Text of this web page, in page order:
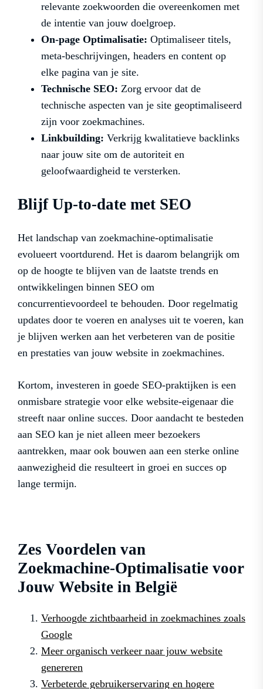
relevante zoekwoorden die overeenkomen met
de intentie van jouw doelgroep.
On-page Optimalisatie: Optimaliseer titels,
meta-beschrijvingen, headers en content op
elke pagina van je site.
Technische SEO: Zorg ervoor dat de
technische aspecten van je site geoptimaliseerd
zijn voor zoekmachines.
Linkbuilding: Verkrijg kwalitatieve backlinks
naar jouw site om de autoriteit en
geloofwaardigheid te versterken.
Blijf Up-to-date met SEO
Het landschap van zoekmachine-optimalisatie
evolueert voortdurend. Het is daarom belangrijk om
op de hoogte te blijven van de laatste trends en
ontwikkelingen binnen SEO om
concurrentievoordeel te behouden. Door regelmatig
updates door te voeren en analyses uit te voeren, kan
je blijven werken aan het verbeteren van de positie
en prestaties van jouw website in zoekmachines.
Kortom, investeren in goede SEO-praktijken is een
onmisbare strategie voor elke website-eigenaar die
streeft naar online succes. Door aandacht te besteden
aan SEO kan je niet alleen meer bezoekers
aantrekken, maar ook bouwen aan een sterke online
aanwezigheid die resulteert in groei en succes op
lange termijn.
Zes Voordelen van
Zoekmachine-Optimalisatie voor
Jouw Website in België
Verhoogde zichtbaarheid in zoekmachines zoals
Google
Meer organisch verkeer naar jouw website
genereren
Verbeterde gebruikerservaring en hogere